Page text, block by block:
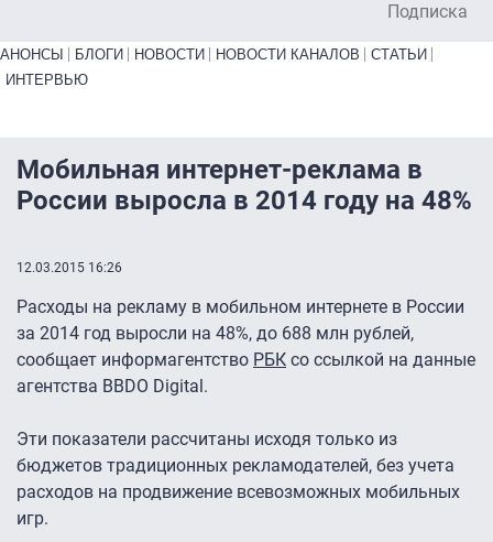
Подписка
Primary links bottom
АНОНСЫ БЛОГИ НОВОСТИ НОВОСТИ КАНАЛОВ
СТАТЬИ
ИНТЕРВЬЮ
Мобильная интернет-реклама в
России выросла в 2014 году на 48%
12.03.2015 16:26
Расходы на рекламу в мобильном интернете в России
за 2014 год выросли на 48%, до 688 млн рублей,
сообщает информагентство РБК со ссылкой на данные
агентства BBDO Digital.
Эти показатели рассчитаны исходя только из
бюджетов традиционных рекламодателей, без учета
расходов на продвижение всевозможных мобильных
игр.